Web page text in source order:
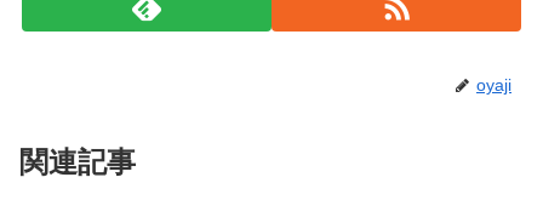
oyaji
関連記事